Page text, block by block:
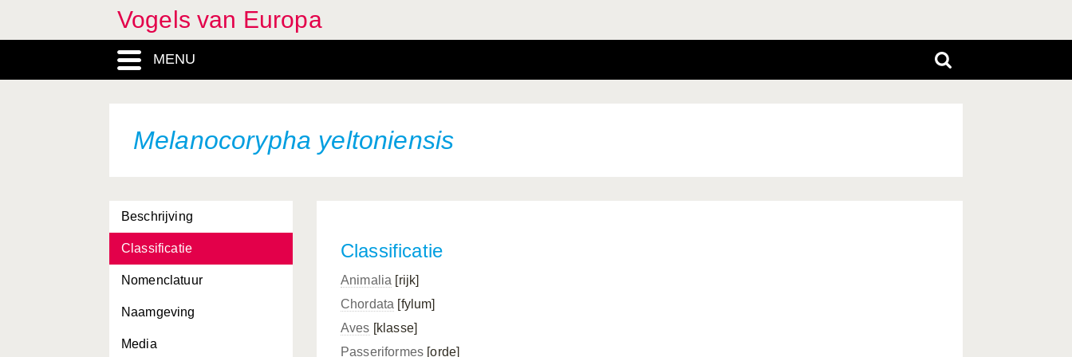
Vogels van Europa
MENU
Melanocorypha yeltoniensis
Beschrijving
Classificatie
Nomenclatuur
Naamgeving
Media
Classificatie
Animalia [rijk]
Chordata [fylum]
Aves [klasse]
Passeriformes [orde]